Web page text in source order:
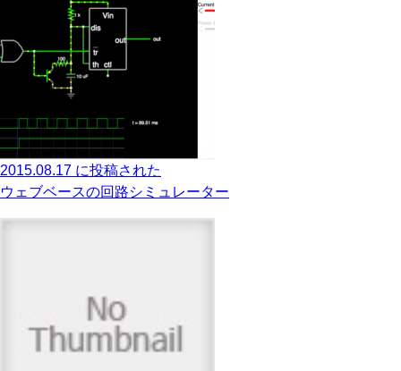
2015.08.17 に投稿された
ウェブベースの回路シミュレーター